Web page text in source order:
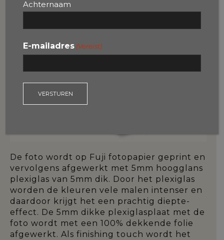
zichtbaar. Het achterprofiel zorgt tevens
De foto wordt op Fuji fotopapier geprint en
vervolgens afgewerkt met 5mm hoogglans
plexiglas van 5mm dik. Door het plexiglas
worden de kleuren vele malen intenser en
daardoor krijgt het een prachtig diepte-
effect. De 5mm dikke plexiglasplaat met de
foto wordt met een 100% dekkende folie
afgewerkt. Als finishing touch wordt het
Achternaam
E-mailadres (Vereist)